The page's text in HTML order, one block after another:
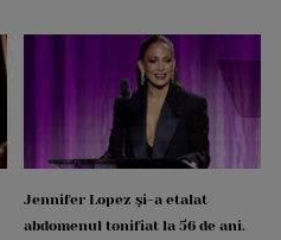
Jennifer Lopez și-a etalat
abdomenul tonifiat la 56 de ani.